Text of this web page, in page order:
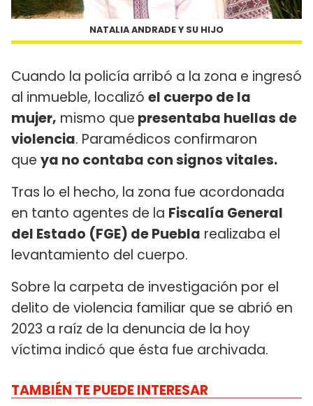
NATALIA ANDRADE Y SU HIJO
Cuando la policía arribó a la zona e ingresó
al inmueble, localizó el cuerpo de la
mujer, mismo que presentaba huellas de
violencia. Paramédicos confirmaron
que ya no contaba con signos vitales.
Tras lo el hecho, la zona fue acordonada
en tanto agentes de la Fiscalía General
del Estado (FGE) de Puebla realizaba el
levantamiento del cuerpo.
Sobre la carpeta de investigación por el
delito de violencia familiar que se abrió en
2023 a raíz de la denuncia de la hoy
víctima indicó que ésta fue archivada.
TAMBIÉN TE PUEDE INTERESAR